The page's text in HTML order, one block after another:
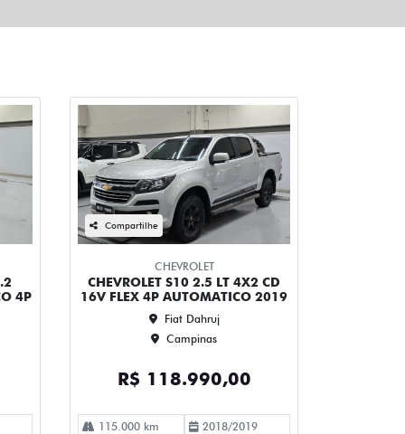
4P
Compartilhe
CHEVROLET
CHEVROLET S10 2.5 LT 4X2 CD
16V FLEX 4P AUTOMATICO 2019
Fiat Dahruj
Campinas
R$ 118.990,00
115.000 km 2018/2019